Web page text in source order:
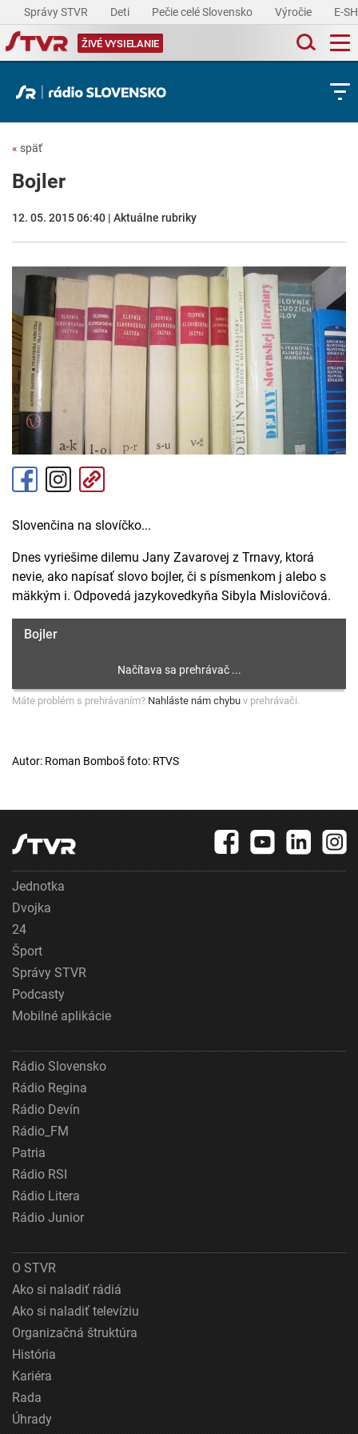
Správy STVR Deti Pečie celé Slovensko Výročie E-
ŽIVÉ VYSIELANIE
« späť
Bojler
12. 05. 2015 06:40 | Aktuálne rubriky
Slovenčina na slovíčko...
Dnes vyriešime dilemu Jany Zavarovej z Trnavy, ktorá
nevie, ako napísať slovo bojler, či s písmenkom j alebo s
mäkkým i. Odpovedá jazykovedkyňa Sibyla Mislovičová.
Bojler
Máte problém s prehrávaním? Nahláste nám chybu v prehrávači.
Autor: Roman Bomboš foto: RTVS
Jednotka
Dvojka
24
Šport
Správy STVR
Podcasty
Mobilné aplikácie
Rádio Slovensko
Rádio Regina
Rádio Devín
Rádio_FM
Patria
Rádio RSI
Rádio Litera
Rádio Junior
O STVR
Ako si naladiť rádiá
Ako si naladiť televíziu
Organizačná štruktúra
História
Kariéra
Rada
Úhrady